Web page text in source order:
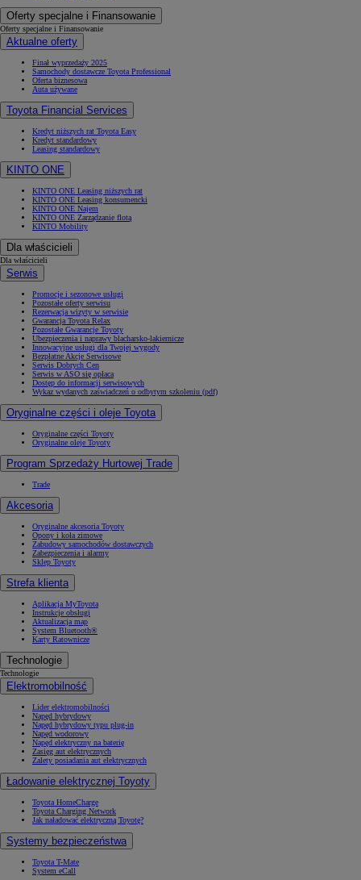
Oferty specjalne i Finansowanie
Oferty specjalne i Finansowanie
Aktualne oferty
Finał wyprzedaży 2025
Samochody dostawcze Toyota Professional
Oferta biznesowa
Auta używane
Toyota Financial Services
Kredyt niższych rat Toyota Easy
Kredyt standardowy
Leasing standardowy
KINTO ONE
KINTO ONE Leasing niższych rat
KINTO ONE Leasing konsumencki
KINTO ONE Najem
KINTO ONE Zarządzanie flotą
KINTO Mobility
Dla właścicieli
Dla właścicieli
Serwis
Promocje i sezonowe usługi
Pozostałe oferty serwisu
Rezerwacja wizyty w serwisie
Gwarancja Toyota Relax
Pozostałe Gwarancje Toyoty
Ubezpieczenia i naprawy blacharsko-lakiernicze
Innowacyjne usługi dla Twojej wygody
Bezpłatne Akcje Serwisowe
Serwis Dobrych Cen
Serwis w ASO się opłaca
Dostęp do informacji serwisowych
Wykaz wydanych zaświadczeń o odbytym szkoleniu (pdf)
Oryginalne części i oleje Toyota
Oryginalne części Toyoty
Oryginalne oleje Toyoty
Program Sprzedaży Hurtowej Trade
Trade
Akcesoria
Oryginalne akcesoria Toyoty
Opony i koła zimowe
Zabudowy samochodów dostawczych
Zabezpieczenia i alarmy
Sklep Toyoty
Strefa klienta
Aplikacja MyToyota
Instrukcje obsługi
Aktualizacja map
System Bluetooth®
Karty Ratownicze
Technologie
Technologie
Elektromobilność
Lider elektromobilności
Napęd hybrydowy
Napęd hybrydowy typu plug-in
Napęd wodorowy
Napęd elektryczny na baterię
Zasięg aut elektrycznych
Zalety posiadania aut elektrycznych
Ładowanie elektrycznej Toyoty
Toyota HomeCharge
Toyota Charging Network
Jak naładować elektryczną Toyotę?
Systemy bezpieczeństwa
Toyota T-Mate
System eCall